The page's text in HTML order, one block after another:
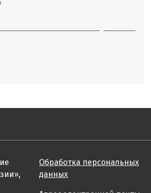
Обработка персональных
данных